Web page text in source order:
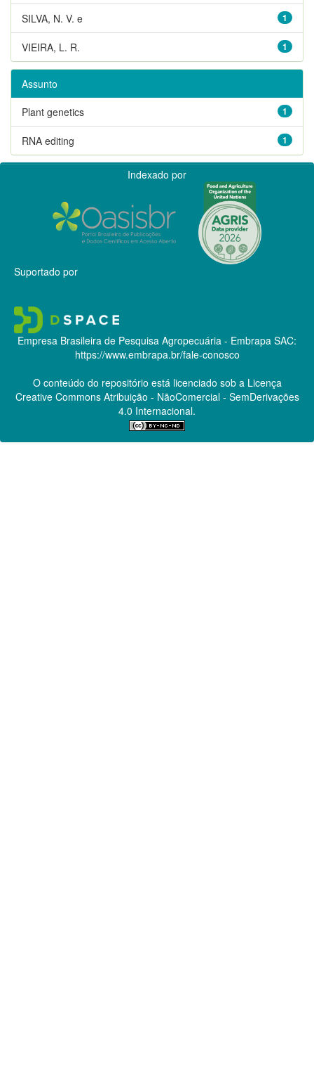
1
SILVA, N. V. e
1
VIEIRA, L. R.
Assunto
1
Plant genetics
1
RNA editing
Indexado por
Suportado por
Empresa Brasileira de Pesquisa Agropecuária - Embrapa SAC:
https://www.embrapa.br/fale-conosco
O conteúdo do repositório está licenciado sob a Licença
Creative CommonsAtribuição - NãoComercial - SemDerivações
4.0 Internacional.